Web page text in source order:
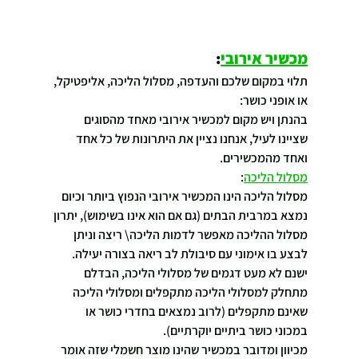
מכשיר אירובי:
תלוי במקום שלכם והעדפה, מסלול הליכה, אליפטיקל,
או אופני כושר:
בהנתן ויש מקום למכשיר אירובי מאחד מהסוגים
שציינו לעיל, אנחנו נציין את היתרונות של כל אחד
ואחד מהמכשירים.
מסלול הליכה:
מסלול הליכה הינו המכשיר אירובי הנפוץ ביותר וכיום
נמצא במרבית הבתים (גם אם הוא אינו בשימוש), יתרון
מסלול ההליכה מאפשר לדמות הליכה\ ריצה וניתן
לבצע בו אימוני עם סיבולת לב ריאה בצורה יעילה.
ישנם לא מעט דגמים של מסלולי הליכה, הבדלם
מתחלק למסלולי הליכה מתקפלים ומסלולי הליכה
שאינם מתקפלים (לרוב נמצאים בחדרי כושר או
במכוני כושר ביתיים יוקרתיים).
מכיוון ומדובר במכשיר שהינו מוצר חשמלי שזה אומר